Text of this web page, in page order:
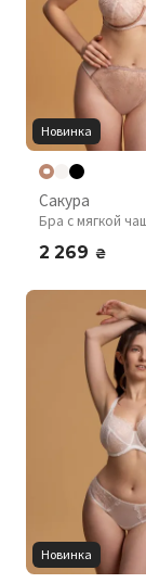
Новинка
Сакура
Бра с мягкой
2 269 ₴
Новинка